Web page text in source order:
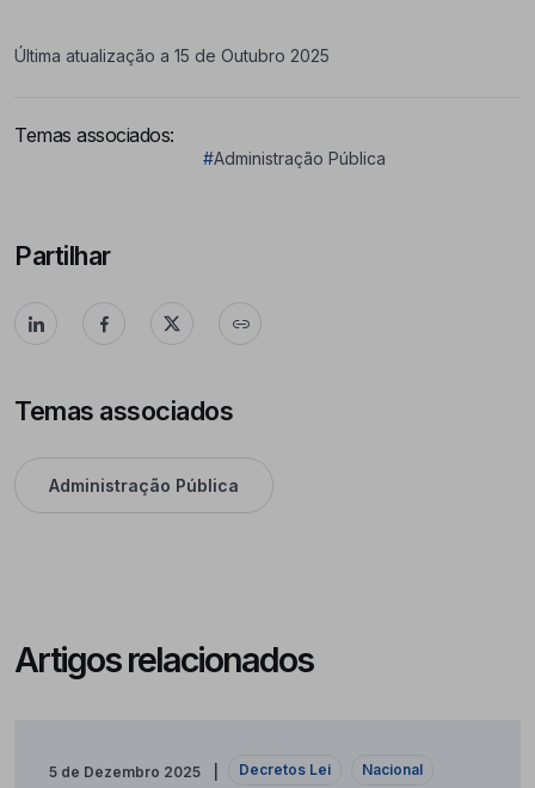
Última atualização a 15 de Outubro 2025
Temas associados:
#Administração Pública
Partilhar
Temas associados
Administração Pública
Artigos relacionados
5 de Dezembro 2025 Decretos Lei Nacional